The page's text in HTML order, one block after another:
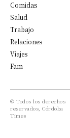
Comidas
Salud
Trabajo
Relaciones
Viajes
Fam
© Todos los derechos
reservados, Córdoba
Times